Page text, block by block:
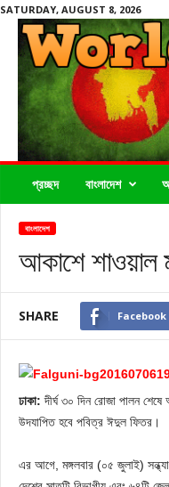
SATURDAY, AUGUST 8, 2026
প্রচ্ছদ বাংলাদেশ
বাংলাদেশ
আকাশে শাওয়াল
SHARE Facebook
ঢাকা: দীর্ঘ ৩০ দিন রোজা পালন
উদযাপিত হবে পবিত্র ঈদুল ফিতর।
এর আগে, মঙ্গলবার (০৫ জুলাই) সন্ধ্যায়